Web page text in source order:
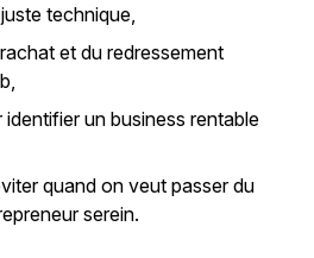
technique,
et du redressement
un business rentable
quand on veut passer du
serein.